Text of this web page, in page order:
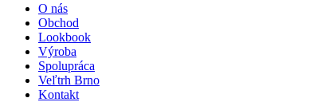
O nás
Obchod
Lookbook
Výroba
Spolupráca
Veľtrh Brno
Kontakt